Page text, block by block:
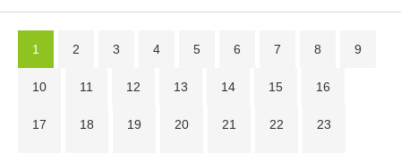
1 2 3 4 5 6 7 8 9
10 11 12 13 14 15 16
17 18 19 20 21 22 23